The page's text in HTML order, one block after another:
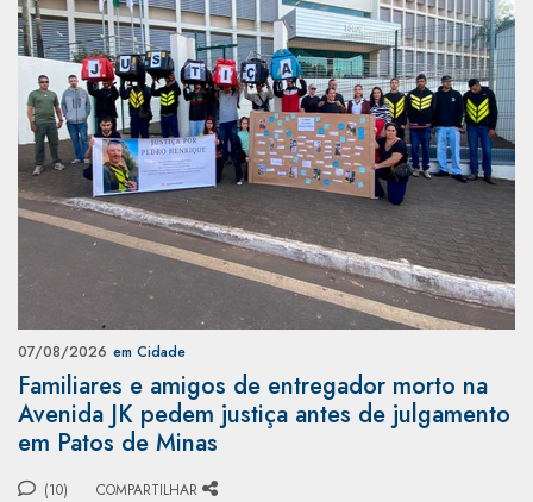
07/08/2026 em Cidade
Familiares e amigos de entregador morto na
Avenida JK pedem justiça antes de julgamento
em Patos de Minas
(10) COMPARTILHAR